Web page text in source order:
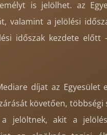
is jelölhet. az
valamint a jelölési
időszak kezdete előtt
díjat az Egyesület
követően, többségi
jelöltnek, akit a